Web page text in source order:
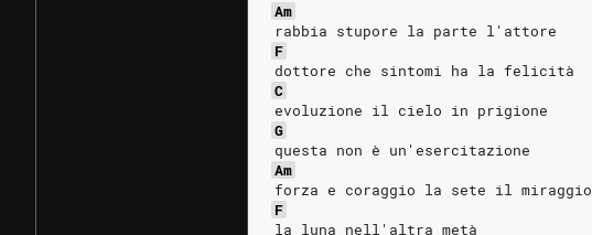
Am
rabbia stupore la parte l'attore
F
dottore che sintomi ha la felicità
C
evoluzione il cielo in prigione
G
questa non è un'esercitazione
Am
forza e coraggio la sete il miraggio
F
la luna nell'altra metà